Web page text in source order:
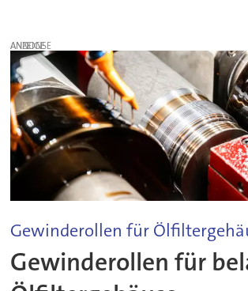
ANZEIGE
Gewinderollen für
Gewinderollen für